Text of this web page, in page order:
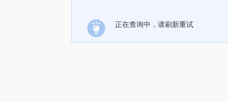
正在查询中，请刷新重试